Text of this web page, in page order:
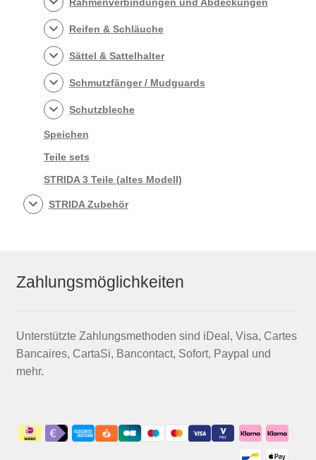
Rahmenverbindungen und Abdeckungen
Reifen & Schläuche
Sättel & Sattelhalter
Schmutzfänger / Mudguards
Schutzbleche
Speichen
Teile sets
STRIDA 3 Teile (altes Modell)
STRIDA Zubehör
Zahlungsmöglichkeiten
Unterstützte Zahlungsmethoden sind iDeal, Visa, Cartes
Bancaires, CartaSi, Bancontact, Sofort, Paypal und
mehr.